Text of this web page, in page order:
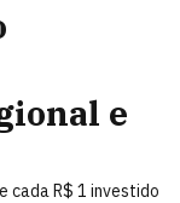
e
cada R$ 1 investido